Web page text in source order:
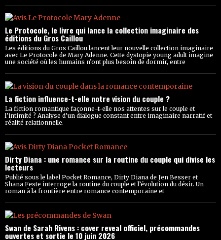
Le Protocole, le livre qui lance la collection imaginaire des
éditions du Gros Caillou
Les éditions du Gros Caillou lancent leur nouvelle collection imaginaire
avec Le Protocole de Mary Adenne. Cette dystopie young adult imagine
une société où les humains n’ont plus besoin de dormir, entre
La fiction influence-t-elle notre vision du couple ?
La fiction romantique façonne-t-elle nos attentes sur le couple et
l’intimité ? Analyse d’un dialogue constant entre imaginaire narratif et
réalité relationnelle.
Dirty Diana : une romance sur la routine du couple qui divise les
lecteurs
Publié sous le label Pocket Romance, Dirty Diana de Jen Besser et
Shana Feste interroge la routine du couple et l’évolution du désir. Un
roman à la frontière entre romance contemporaine et
Swan de Sarah Rivens : cover reveal officiel, précommandes
ouvertes et sortie le 10 juin 2026